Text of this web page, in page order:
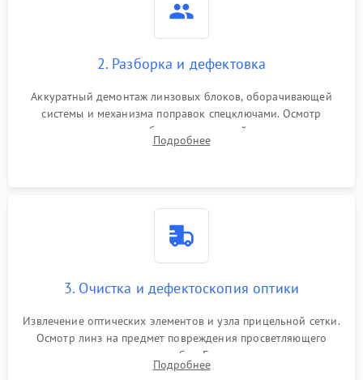
2. Разборка и дефектовка
Аккуратный демонтаж линзовых блоков, оборачивающей
системы и механизма поправок спецключами. Осмотр
внутренних резьбовых соединений, пружин и
уплотнительных колец. Поиск причин люфта, смещения
Подробнее
3. Очистка и дефектоскопия оптики
Извлечение оптических элементов и узла прицельной сетки.
Осмотр линз на предмет повреждения просветляющего
покрытия или появления грибка. Бережная очистка стекол
спецрастворами. Проверка целостности гравированной
Подробнее